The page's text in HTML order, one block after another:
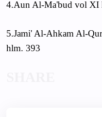
4.Aun Al-Ma'bud vol XI
5.Jami' Al-Ahkam Al-
hlm. 393